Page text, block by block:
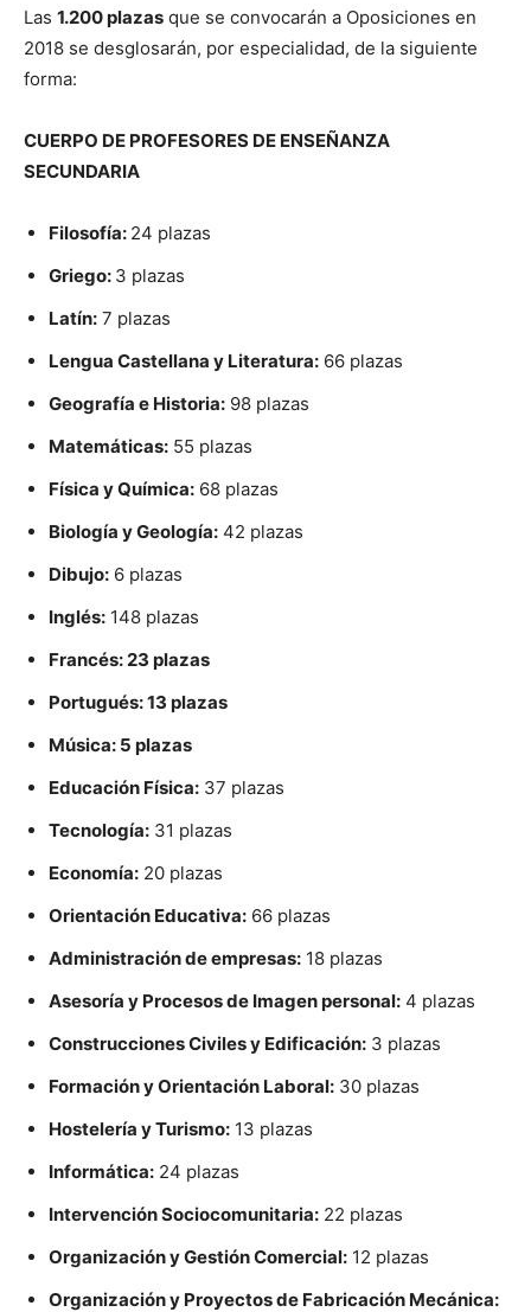
Las 1.200 plazas que se convocarán a Oposiciones en
2018 se desglosarán, por especialidad, de la siguiente
forma:
CUERPO DE PROFESORES DE ENSEÑANZA
SECUNDARIA
Filosofía: 24 plazas
Griego: 3 plazas
Latín: 7 plazas
Lengua Castellana y Literatura: 66 plazas
Geografía e Historia: 98 plazas
Matemáticas: 55 plazas
Física y Química: 68 plazas
Biología y Geología: 42 plazas
Dibujo: 6 plazas
Inglés: 148 plazas
Francés: 23 plazas
Portugués: 13 plazas
Música: 5 plazas
Educación Física: 37 plazas
Tecnología: 31 plazas
Economía: 20 plazas
Orientación Educativa: 66 plazas
Administración de empresas: 18 plazas
Asesoría y Procesos de Imagen personal: 4 plazas
Construcciones Civiles y Edificación: 3 plazas
Formación y Orientación Laboral: 30 plazas
Hostelería y Turismo: 13 plazas
Informática: 24 plazas
Intervención Sociocomunitaria: 22 plazas
Organización y Gestión Comercial: 12 plazas
Organización y Proyectos de Fabricación Mecánica: